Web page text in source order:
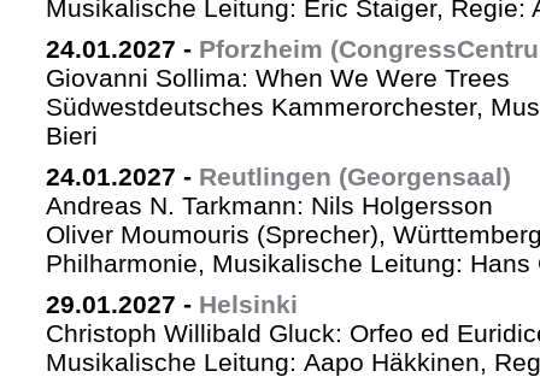
Musikalische Leitung: Eric Staiger, Regie:
24.01.2027 - Pforzheim
Giovanni Sollima: When We Were Trees
Südwestdeutsches Kammerorchester,
Bieri
24.01.2027 - Reutlingen (Georgensaal)
Andreas N. Tarkmann: Nils Holgersson
Oliver Moumouris (Sprecher),
Philharmonie, Musikalische Leitung: Hans
29.01.2027 - Helsinki
Christoph Willibald Gluck: Orfeo ed
Musikalische Leitung: Aapo Häkkinen,